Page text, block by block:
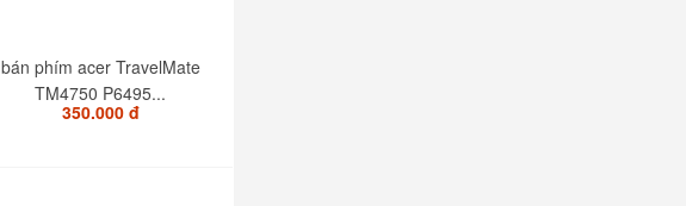
bán phím acer TravelMate
TM4750 P6495...
350.000 đ